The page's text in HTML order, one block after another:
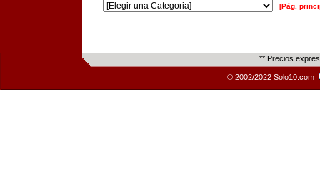
[Pág.
** Precios
© 2002/2022 Solo10.com